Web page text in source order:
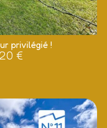
privilégié !
€